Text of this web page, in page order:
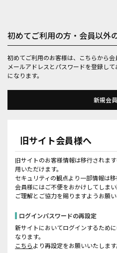
初めてご利用の方・会員以外
初めてご利用のお客様は、こちらから会
メールアドレスとパスワードを登録し
になります。
旧サイト会員様へ
旧サイトのお客様情報は移行されま
用いただけます。
セキュリティの観点より一部情報は移
会員様にはご不便をおかけしてしま
ご理解とご協力を賜りますようお願い
ログインパスワードの再設定
新サイトにおいてログインするため
なります。
こちらより再設定をお願いいたします